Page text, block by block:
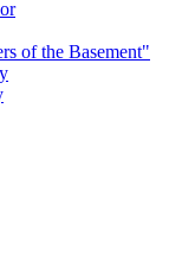
of the Basement"